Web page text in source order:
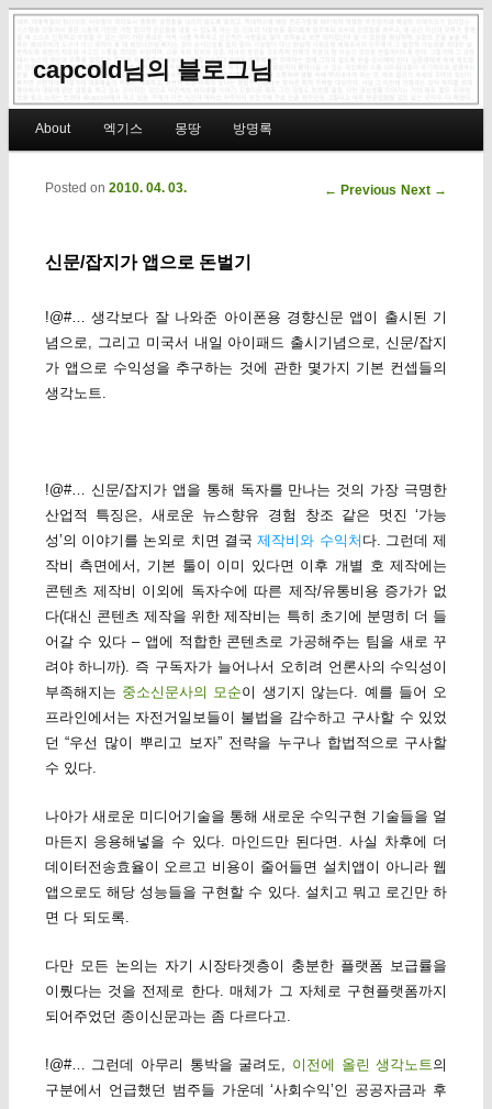
capcold님의 블로그님
Skip to primary content
Skip to secondary content
About 엑기스 몽땅 방명록
Post navigation
← Previous Next →
신문/잡지가 앱으로 돈벌기
Posted on 2010. 04. 03.
!@#… 생각보다 잘 나와준 아이폰용 경향신문 앱이 출시된 기
념으로, 그리고 미국서 내일 아이패드 출시기념으로, 신문/잡지
가 앱으로 수익성을 추구하는 것에 관한 몇가지 기본 컨셉들의
생각노트.
!@#… 신문/잡지가 앱을 통해 독자를 만나는 것의 가장 극명한
산업적 특징은, 새로운 뉴스향유 경험 창조 같은 멋진 ‘가능
성’의 이야기를 논외로 치면 결국제작비와 수익처 다. 그런데 제
작비 측면에서, 기본 툴이 이미 있다면 이후 개별 호 제작에는
콘텐츠 제작비 이외에 독자수에 따른 제작/유통비용 증가가 없
다(대신 콘텐츠 제작을 위한 제작비는 특히 초기에 분명히 더 들
어갈 수 있다 – 앱에 적합한 콘텐츠로 가공해주는 팀을 새로 꾸
려야 하니까). 즉 구독자가 늘어나서 오히려 언론사의 수익성이
부족해지는 중소신문사의 모순이 생기지 않는다. 예를 들어 오
프라인에서는 자전거일보들이 불법을 감수하고 구사할 수 있었
던 “우선 많이 뿌리고 보자” 전략을 누구나 합법적으로 구사할
수 있다.
나아가 새로운 미디어기술을 통해 새로운 수익구현 기술들을 얼
마든지 응용해넣을 수 있다. 마인드만 된다면. 사실 차후에 더
데이터전송효율이 오르고 비용이 줄어들면 설치앱이 아니라 웹
앱으로도 해당 성능들을 구현할 수 있다. 설치고 뭐고 로긴만 하
면 다 되도록.
다만 모든 논의는 자기 시장타겟층이 충분한 플랫폼 보급률을
이뤘다는 것을 전제로 한다. 매체가 그 자체로 구현플랫폼까지
되어주었던 종이신문과는 좀 다르다고.
!@#… 그런데 아무리 통박을 굴려도, 이전에 올린 생각노트의
구분에서 언급했던 범주들 가운데 ‘사회수익’인 공공자금과 후